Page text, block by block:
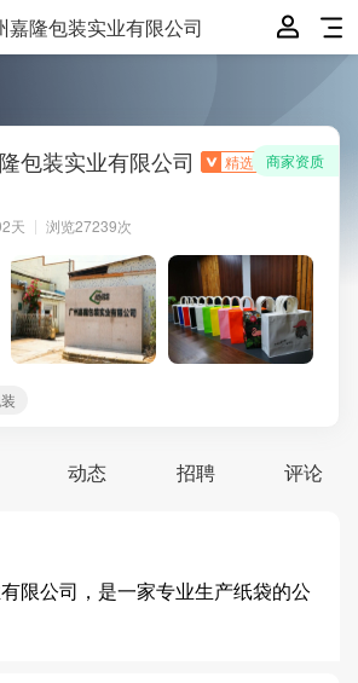
嘉隆包装实业有限公司
商家资质
包装实业有限公司
精选
天 浏览27239次
动态 招聘 评论
限公司，是一家专业生产纸袋的公